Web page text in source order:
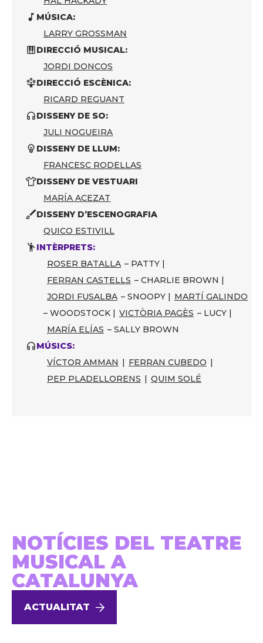
MÚSICA:
LARRY GROSSMAN
DIRECCIÓ MUSICAL:
JORDI DONCOS
DIRECCIÓ ESCÈNICA:
RICARD REGUANT
DISSENY DE SO:
JULI NOGUEIRA
DISSENY DE LLUM:
FRANCESC RODELLAS
DISSENY DE VESTUARI
MARÍA ACEZAT
DISSENY D’ESCENOGRAFIA
QUICO ESTIVILL
INTÈRPRETS:
ROSER BATALLA – PATTY |
FERRAN CASTELLS – CHARLIE BROWN |
JORDI FUSALBA – SNOOPY | MARTÍ GALINDO
– WOODSTOCK | VICTÒRIA PAGÈS – LUCY |
MARÍA ELÍAS – SALLY BROWN
MÚSICS:
VÍCTOR AMMAN | FERRAN CUBEDO |
PEP PLADELLORENS | QUIM SOLÉ
NOTÍCIES DEL TEATRE
MUSICAL A
CATALUNYA
ACTUALITAT